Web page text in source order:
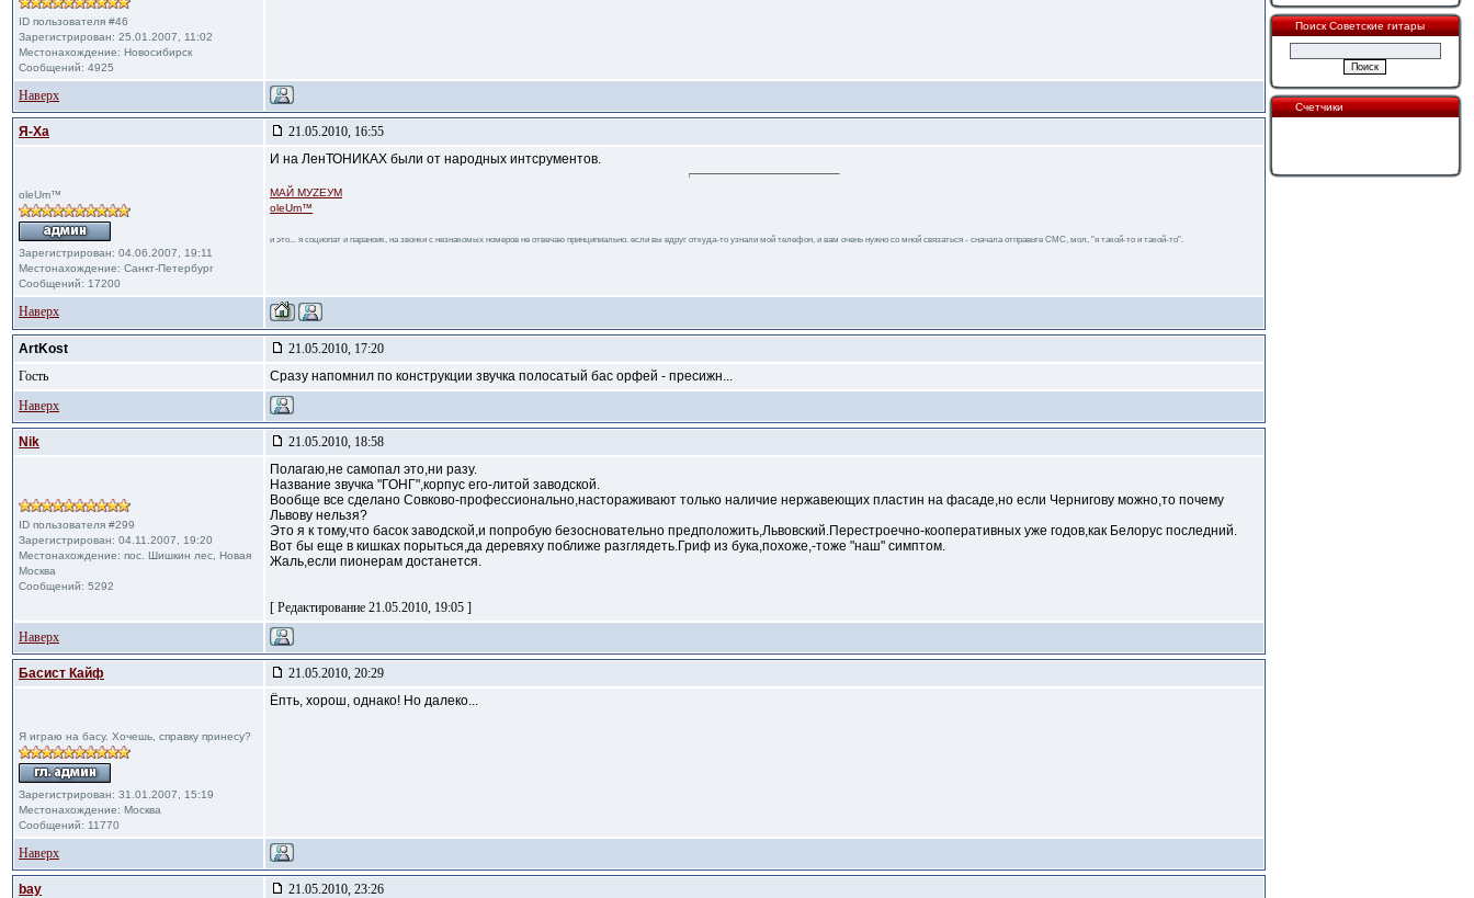
ID пользователя #46
Зарегистрирован: 25.01.2007, 11:02
Местонахождение: Новосибирск
Сообщений: 4925
Наверх
Я-Ха 21.05.2010, 16:55
oleUm™
Зарегистрирован: 04.06.2007, 19:11
Местонахождение: Санкт-Петербург
Сообщений: 17200
И на ЛенТОНИКАХ были от народных интсрументов.
МАЙ МУZЕУМ
oleUm™
и это... я социопат и параноик, на звонки с незнакомых номеров не отвечаю принципиально. если вы вдруг откуда-то узнали мой телефон, и вам очень нужно со мной связаться - сначала отправьте СМС, мол, "я такой-то и такой-то".
Наверх
ArtKost
21.05.2010, 17:20
Гость
Сразу напомнил по конструкции звучка полосатый бас орфей - пресижн...
Наверх
Nik 21.05.2010, 18:58
ID пользователя #299
Зарегистрирован: 04.11.2007, 19:20
Местонахождение: пос. Шишкин лес, Новая
Москва
Сообщений: 5292
Полагаю,не самопал это,ни разу.
Название звучка "ГОНГ",корпус его-литой заводской.
Вообще все сделано Совково-профессионально,настораживают только наличие нержавеющих пластин на фасаде,но если Чернигову можно,то почему
Львову нельзя?
Это я к тому,что басок заводской,и попробую безосновательно предположить,Львовский.Перестроечно-кооперативных уже годов,как Белорус последний.
Вот бы еще в кишках порыться,да деревяху поближе разглядеть.Гриф из бука,похоже,-тоже "наш" симптом.
Жаль,если пионерам достанется.
[ Редактирование 21.05.2010, 19:05 ]
Наверх
Басист Кайф 21.05.2010, 20:29
Я играю на басу. Хочешь, справку принесу?
Зарегистрирован: 31.01.2007, 15:19
Местонахождение: Москва
Сообщений: 11770
Ёпть, хорош, однако! Но далеко...
Наверх
bay 21.05.2010, 23:26
Поиск Советские гитары
Счетчики